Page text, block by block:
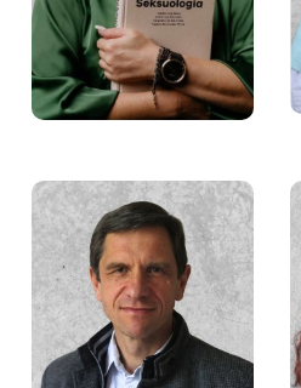
Łukasz Pisarski